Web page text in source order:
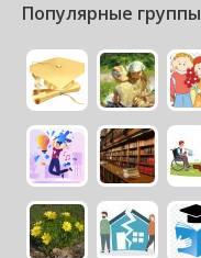
Популярные группы